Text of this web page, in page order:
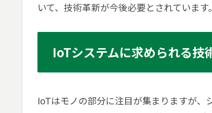
いて、技術革新が今後必要とされています。
IoTシステムに求められる技
IoTはモノの部分に注目が集まりますが、